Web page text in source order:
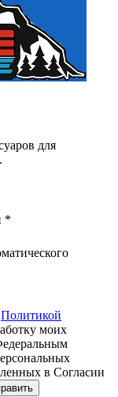
для
*
Политикой
моих
в Согласии